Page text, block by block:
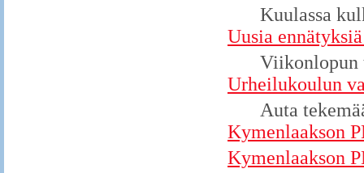
Kuulassa
Uusia
Viikonlopun
Urheilukoulun
Auta
Kymenlaakson
Kymenlaakson